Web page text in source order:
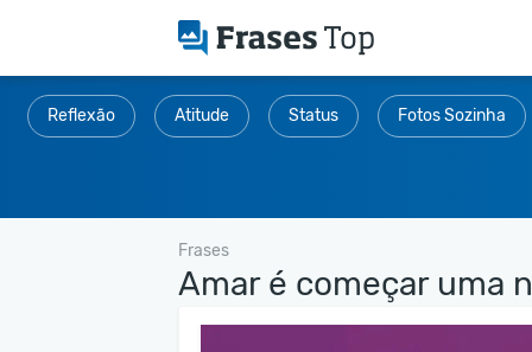
Reflexão Atitude Status Fotos Sozinha
Frases
Amar é começar uma